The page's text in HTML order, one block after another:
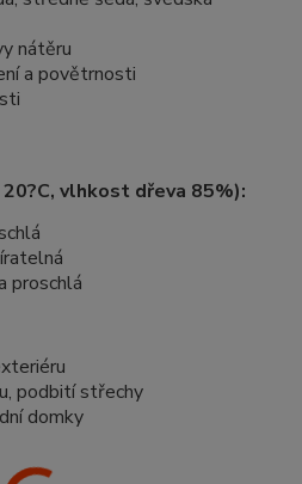
nátěru
a povětrnosti
vlhkost dřeva 85%):
proschlá
podbití střechy
domky